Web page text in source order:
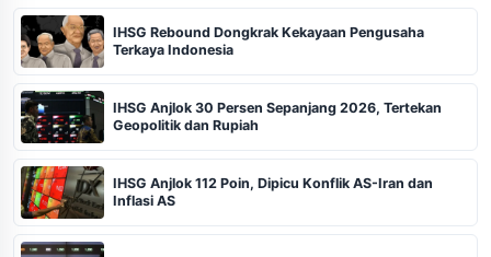
IHSG Rebound Dongkrak Kekayaan Pengusaha
Terkaya Indonesia
IHSG Anjlok 30 Persen Sepanjang 2026, Tertekan
Geopolitik dan Rupiah
IHSG Anjlok 112 Poin, Dipicu Konflik AS-Iran dan
Inflasi AS